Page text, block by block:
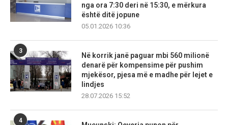
nga ora 7:30 deri në 15:30, e mërkura
është ditë jopune
05.01.2026 10:36
3
Në korrik janë paguar mbi 560 milionë
denarë për kompensime për pushim
mjekësor, pjesa më e madhe për lejet e
lindjes
28.07.2026 15:52
4